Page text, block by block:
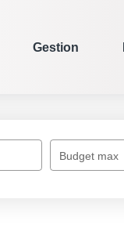
Gestion
Budget max